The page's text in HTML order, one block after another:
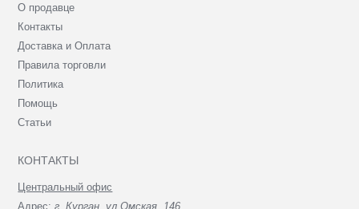
О продавце
Контакты
Доставка и Оплата
Правила торговли
Политика
Помощь
Статьи
КОНТАКТЫ
Центральный офис
Адрес:г. Курган, ул.Омская, 146